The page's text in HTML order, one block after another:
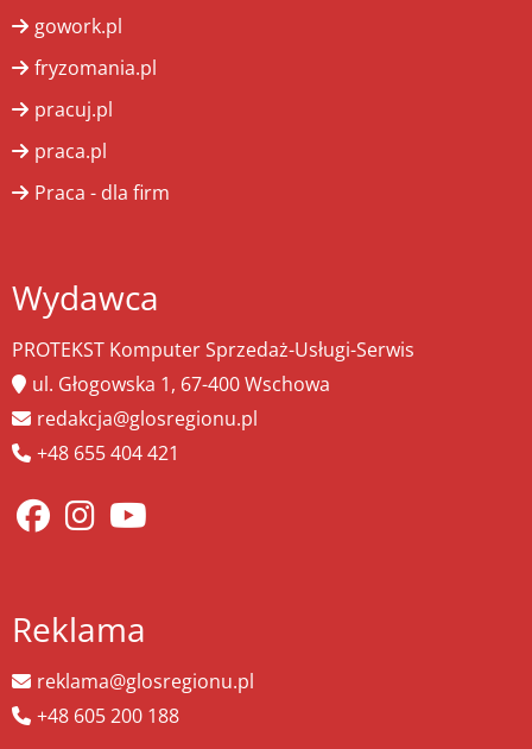
gowork.pl
fryzomania.pl
pracuj.pl
praca.pl
Praca - dla firm
Wydawca
PROTEKST Komputer Sprzedaż-Usługi-Serwis
ul. Głogowska 1, 67-400 Wschowa
redakcja@glosregionu.pl
+48 655 404 421
Reklama
reklama@glosregionu.pl
+48 605 200 188